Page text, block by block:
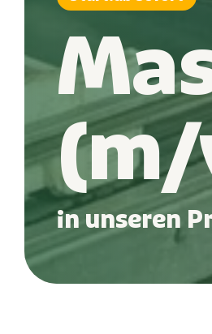
in unseren